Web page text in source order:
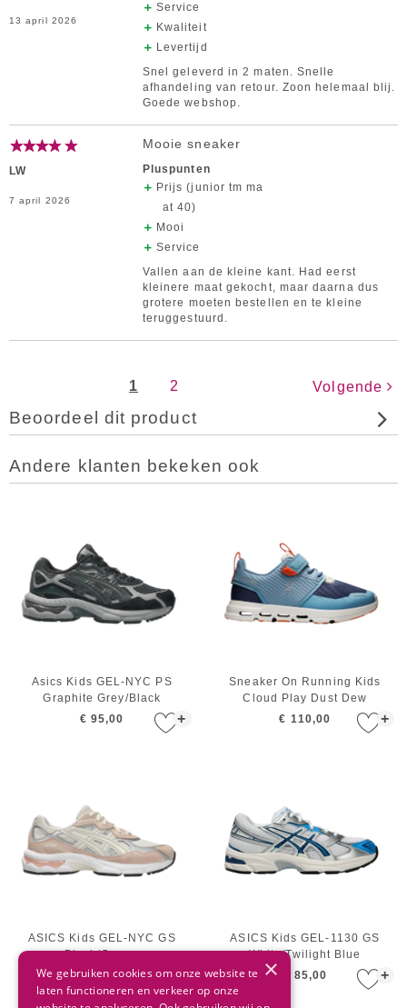
13 april 2026
Service
Kwaliteit
Levertijd
Snel geleverd in 2 maten. Snelle
afhandeling van retour. Zoon helemaal blij.
Goede webshop.
LW
7 april 2026
Mooie sneaker
Pluspunten
Prijs (junior tm ma
at 40)
Mooi
Service
Vallen aan de kleine kant. Had eerst
kleinere maat gekocht, maar daarna dus
grotere moeten bestellen en te kleine
teruggestuurd.
1 2 Volgende
Beoordeel dit product
Andere klanten bekeken ook
+
Asics Kids GEL-NYC PS
Graphite Grey/Black
€ 95,00
+
Sneaker On Running Kids
Cloud Play Dust Dew
€ 110,00
+
ASICS Kids GEL-NYC GS
Blush/Cream
€ 105,00
+
ASICS Kids GEL-1130 GS
White/Twilight Blue
€ 85,00
×
We gebruiken cookies om onze website te
laten functioneren en verkeer op onze